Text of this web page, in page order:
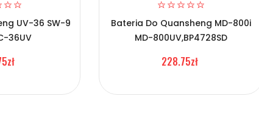
UV-36 SW-9
36UV
Bateria Do Quansheng MD-800i
MD-800UV,BP4728SD
228.75zł